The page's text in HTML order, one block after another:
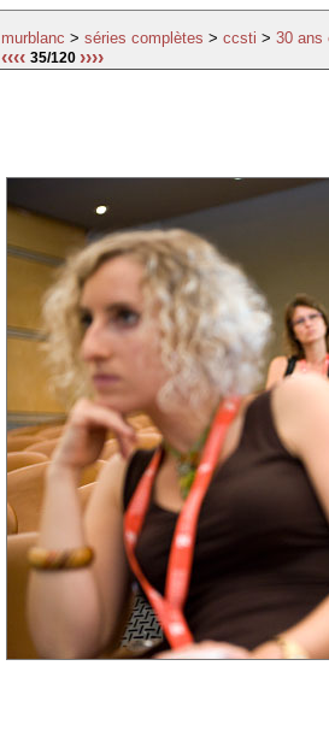
murblanc > séries complètes > ccsti > 30 ans
‹‹‹‹ 35/120 ››››